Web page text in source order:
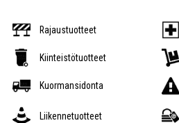
Rajaustuotteet
Kiinteistötuotteet
Kuormansidonta
Liikennetuotteet